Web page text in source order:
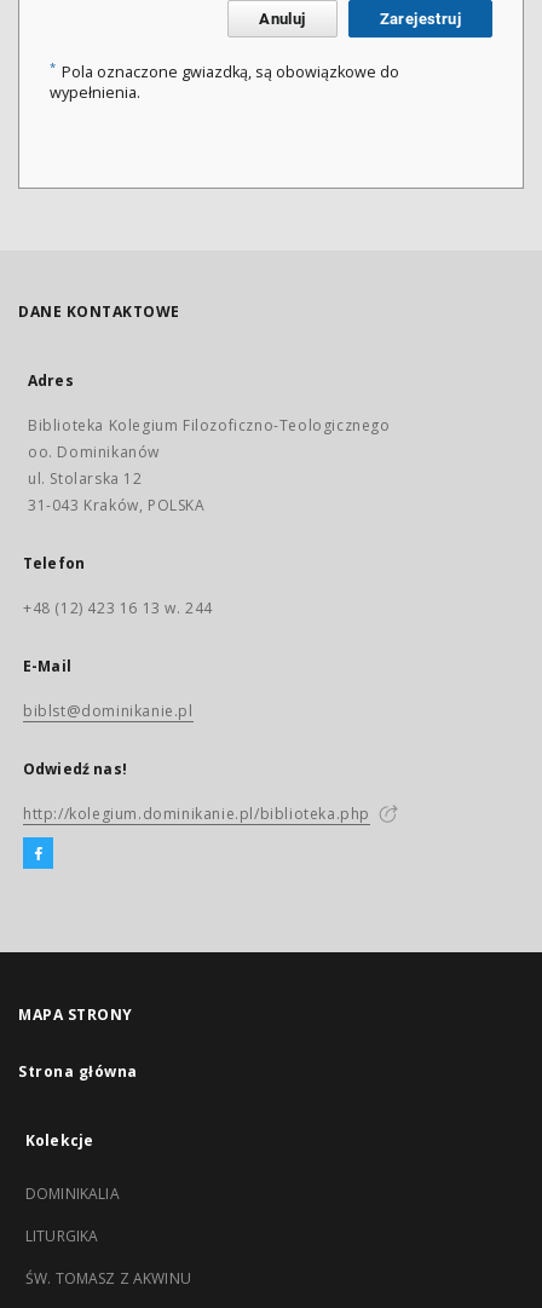
Anuluj Zarejestruj
* Pola oznaczone gwiazdką, są obowiązkowe do
wypełnienia.
DANE KONTAKTOWE
Adres
Biblioteka Kolegium Filozoficzno-Teologicznego
oo. Dominikanów
ul. Stolarska 12
31-043 Kraków, POLSKA
Telefon
+48 (12) 423 16 13 w. 244
E-Mail
biblst@dominikanie.pl
Odwiedź nas!
http://kolegium.dominikanie.pl/biblioteka.php
MAPA STRONY
Strona główna
Kolekcje
DOMINIKALIA
LITURGIKA
ŚW. TOMASZ Z AKWINU